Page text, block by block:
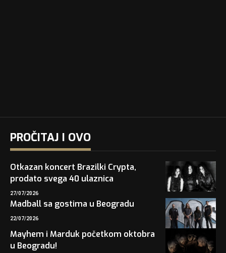
PROČITAJ I OVO
Otkazan koncert Brazilki Crypta,
prodato svega 40 ulaznica
27/07/2026
Madball sa gostima u Beogradu
22/07/2026
Mayhem i Marduk početkom oktobra
u Beogradu!